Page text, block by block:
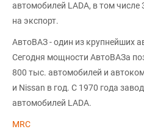
автомобилей LADA, в том числе
на экспорт.
АвтоВАЗ - один из крупнейших
Сегодня мощности АвтоВАЗа
800 тыс. автомобилей и
и Nissan в год. С 1970 года
автомобилей LADA.
MRC